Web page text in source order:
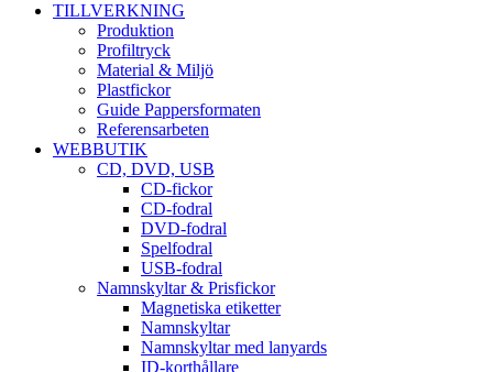
TILLVERKNING
Produktion
Profiltryck
Material & Miljö
Plastfickor
Guide Pappersformaten
Referensarbeten
WEBBUTIK
CD, DVD, USB
CD-fickor
CD-fodral
DVD-fodral
Spelfodral
USB-fodral
Namnskyltar & Prisfickor
Magnetiska etiketter
Namnskyltar
Namnskyltar med lanyards
ID-korthållare